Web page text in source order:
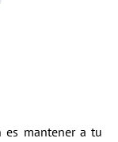
mantener a tu